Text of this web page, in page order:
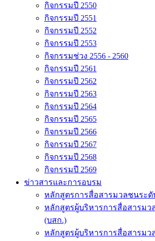
กิจกรรมปี 2550
กิจกรรมปี 2551
กิจกรรมปี 2552
กิจกรรมปี 2553
กิจกรรมช่วง 2556 - 2560
กิจกรรมปี 2561
กิจกรรมปี 2562
กิจกรรมปี 2563
กิจกรรมปี 2564
กิจกรรมปี 2565
กิจกรรมปี 2566
กิจกรรมปี 2567
กิจกรรมปี 2568
กิจกรรมปี 2569
ข่าวสารและการอบรม
หลักสูตรการสื่อสารมวลชนระดั
หลักสูตรผู้บริหารการสื่อสารมว
(บสก.)
หลักสูตรผู้บริหารการสื่อสารมว